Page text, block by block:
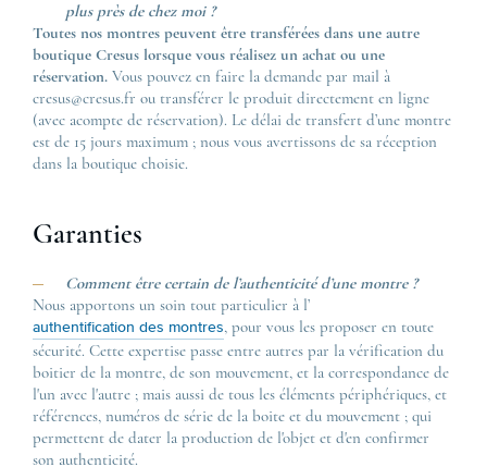
plus près de chez moi ?
Toutes nos montres peuvent être transférées dans une autre
boutique Cresus lorsque vous réalisez un achat ou une
réservation. Vous pouvez en faire la demande par mail à
cresus@cresus.fr ou transférer le produit directement en ligne
(avec acompte de réservation). Le délai de transfert d’une montre
est de 15 jours maximum ; nous vous avertissons de sa réception
dans la boutique choisie.
Garanties
Comment être certain de l’authenticité d’une montre ?
Nous apportons un soin tout particulier à l’
authentification des montres, pour vous les proposer en toute
sécurité. Cette expertise passe entre autres par la vérification du
boitier de la montre, de son mouvement, et la correspondance de
l'un avec l'autre ; mais aussi de tous les éléments périphériques, et
références, numéros de série de la boite et du mouvement ; qui
permettent de dater la production de l'objet et d'en confirmer
son authenticité.